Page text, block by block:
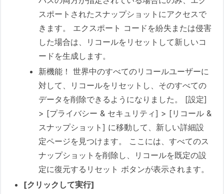
スポートされたスナップショットにアクセスで
きます。 エクスポート コードを紛失または侵害
した場合は、リコールをリセットして新しいコ
ードを生成します。
新機能！ 世界中のすべてのリコールユーザーに
対して、リコールをリセットし、そのすべての
データを削除できるようになりました。 [設定]
> [プライバシー & セキュリティ] > [リコール &
スナップショット] に移動して、新しい詳細設
定ページを見つけます。 ここには、すべてのス
ナップショットを削除し、リコールを既定の設
定に復元するリセット ボタンが表示されます。
[クリックして実行]